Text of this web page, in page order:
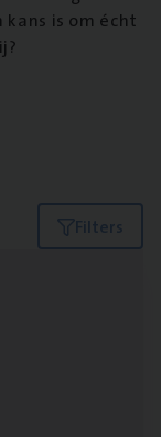
is om écht
Filters